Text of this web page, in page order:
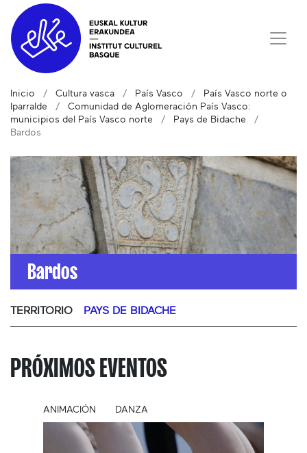
Inicio Cultura vasca País Vasco
País Vasco norte o
Iparralde
Comunidad de Aglomeración País Vasco:
municipios del País Vasco norte
Pays de Bidache
Bardos
Bardos
TERRITORIO PAYS DE BIDACHE
PRÓXIMOS EVENTOS
ANIMACIÓN DANZA